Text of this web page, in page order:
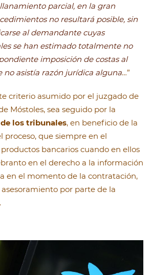
parcial, en la gran
no resultará posible, sin
al demandante cuyas
se han estimado totalmente no
imposición de costas al
no asistía razón jurídica alguna…”
criterio asumido por el juzgado de
Móstoles, sea seguido por la
los tribunales, en beneficio de la
proceso, que siempre en el
bancarios cuando en ellos
en el derecho a la información
en el momento de la contratación,
por parte de la